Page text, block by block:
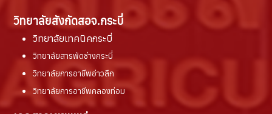
วิทยาลัยสังกัดสอจ.กระบี่
วิทยาลัยเทคนิคกระบี่
วิทยาลัยสารพัดช่างกระบี่
วิทยาลัยการอาชีพอ่าวลึก
วิทยาลัยการอาชีพคลองท่อม